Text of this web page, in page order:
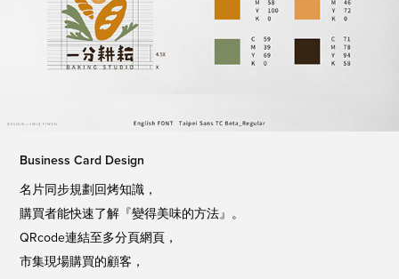
Business Card Design
名片同步規劃回烤知識，
購買者能快速了解『變得美味的方法』。
QRcode連結至多分頁網頁，
市集現場購買的顧客，